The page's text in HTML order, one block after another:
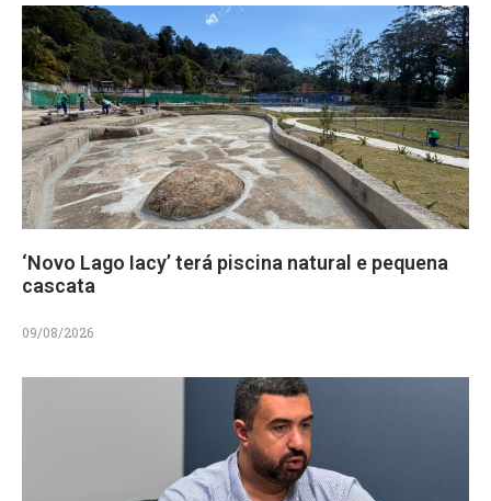
‘Novo Lago Iacy’ terá piscina natural e pequena
cascata
09/08/2026